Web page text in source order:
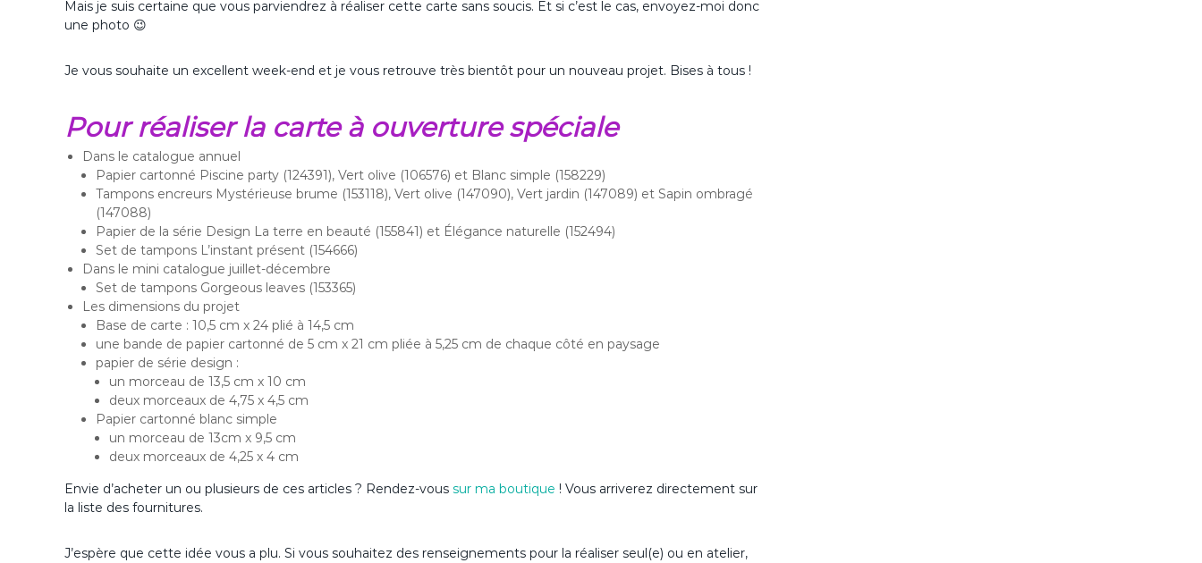
Mais je suis certaine que vous parviendrez à réaliser cette carte sans soucis. Et si c’est le cas, envoyez-moi donc
une photo 😉
Je vous souhaite un excellent week-end et je vous retrouve très bientôt pour un nouveau projet. Bises à tous !
Pour réaliser la carte à ouverture spéciale
Dans le catalogue annuel
Papier cartonné Piscine party (124391), Vert olive (106576) et Blanc simple (158229)
Tampons encreurs Mystérieuse brume (153118), Vert olive (147090), Vert jardin (147089) et Sapin ombragé
(147088)
Papier de la série Design La terre en beauté (155841) et Élégance naturelle (152494)
Set de tampons L’instant présent (154666)
Dans le mini catalogue juillet-décembre
Set de tampons Gorgeous leaves (153365)
Les dimensions du projet
Base de carte : 10,5 cm x 24 plié à 14,5 cm
une bande de papier cartonné de 5 cm x 21 cm pliée à 5,25 cm de chaque côté en paysage
papier de série design :
un morceau de 13,5 cm x 10 cm
deux morceaux de 4,75 x 4,5 cm
Papier cartonné blanc simple
un morceau de 13cm x 9,5 cm
deux morceaux de 4,25 x 4 cm
Envie d’acheter un ou plusieurs de ces articles ? Rendez-vous sur ma boutique ! Vous arriverez directement sur
la liste des fournitures.
J’espère que cette idée vous a plu. Si vous souhaitez des renseignements pour la réaliser seul(e) ou en atelier,